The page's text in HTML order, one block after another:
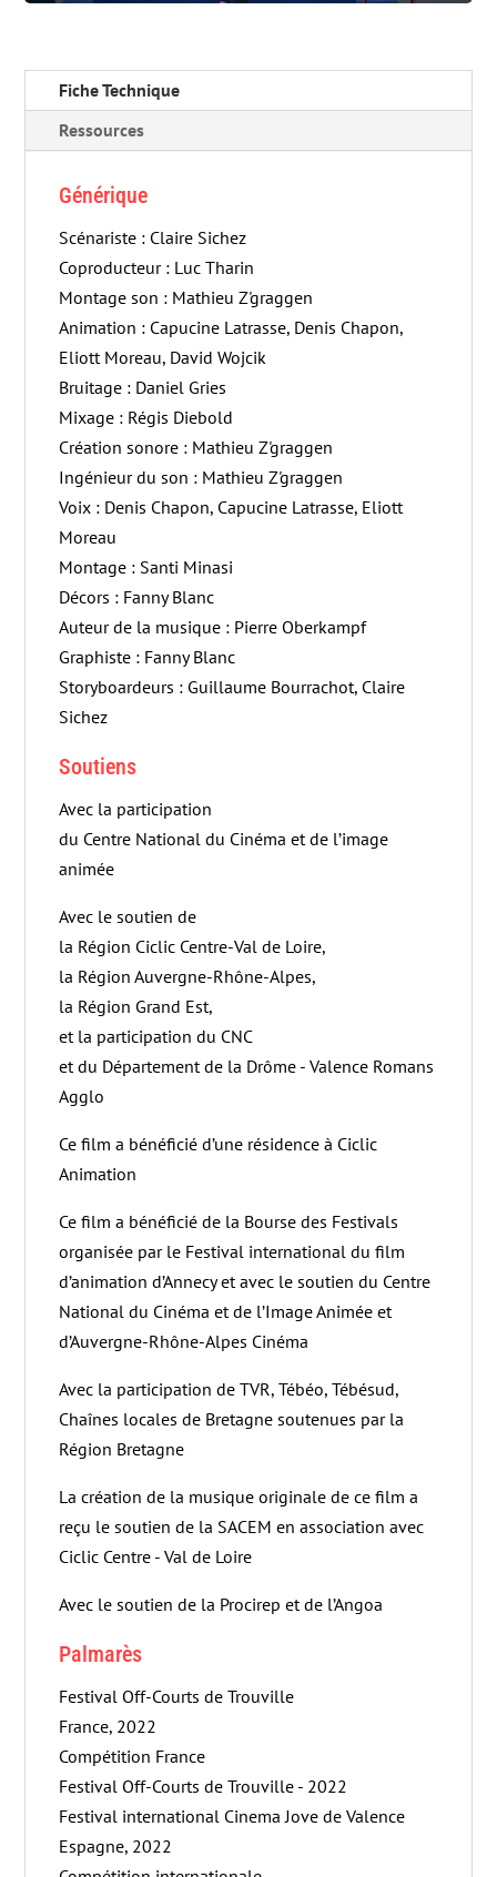
Fiche Technique
Ressources
Générique
Scénariste : Claire Sichez
Coproducteur : Luc Tharin
Montage son : Mathieu Z'graggen
Animation : Capucine Latrasse, Denis Chapon,
Eliott Moreau, David Wojcik
Bruitage : Daniel Gries
Mixage : Régis Diebold
Création sonore : Mathieu Z'graggen
Ingénieur du son : Mathieu Z'graggen
Voix : Denis Chapon, Capucine Latrasse, Eliott
Moreau
Montage : Santi Minasi
Décors : Fanny Blanc
Auteur de la musique : Pierre Oberkampf
Graphiste : Fanny Blanc
Storyboardeurs : Guillaume Bourrachot, Claire
Sichez
Soutiens
Avec la participation
du Centre National du Cinéma et de l’image
animée
Avec le soutien de
la Région Ciclic Centre-Val de Loire,
la Région Auvergne-Rhône-Alpes,
la Région Grand Est,
et la participation du CNC
et du Département de la Drôme - Valence Romans
Agglo
Ce film a bénéficié d’une résidence à Ciclic
Animation
Ce film a bénéficié de la Bourse des Festivals
organisée par le Festival international du film
d’animation d’Annecy et avec le soutien du Centre
National du Cinéma et de l’Image Animée et
d’Auvergne-Rhône-Alpes Cinéma
Avec la participation de TVR, Tébéo, Tébésud,
Chaînes locales de Bretagne soutenues par la
Région Bretagne
La création de la musique originale de ce film a
reçu le soutien de la SACEM en association avec
Ciclic Centre - Val de Loire
Avec le soutien de la Procirep et de l’Angoa
Palmarès
Festival Off-Courts de Trouville
France, 2022
Compétition France
Festival Off-Courts de Trouville - 2022
Festival international Cinema Jove de Valence
Espagne, 2022